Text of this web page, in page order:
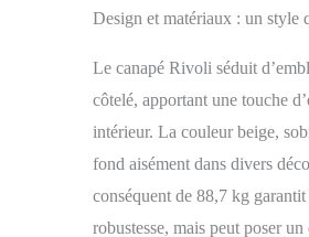
Design et matériaux : un style
Le canapé Rivoli séduit
côtelé, apportant une touche
intérieur. La couleur beige,
fond aisément dans divers
conséquent de 88,7 kg
robustesse, mais peut poser